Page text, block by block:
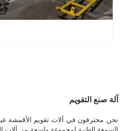
آلة صنع التقويم